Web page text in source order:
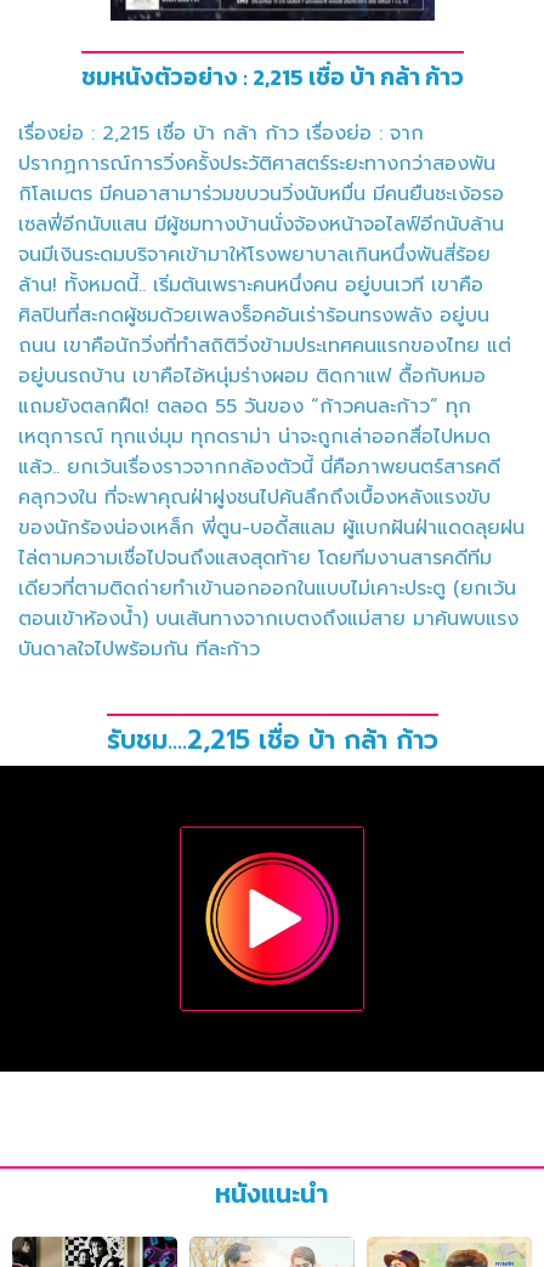
ชมหนังตัวอย่าง : 2,215 เชื่อ บ้า กล้า ก้าว
เรื่องย่อ : 2,215 เชื่อ บ้า กล้า ก้าว เรื่องย่อ : จาก
ปรากฏการณ์การวิ่งครั้งประวัติศาสตร์ระยะทางกว่าสองพัน
กิโลเมตร มีคนอาสามาร่วมขบวนวิ่งนับหมื่น มีคนยืนชะเง้อรอ
เซลฟี่อีกนับแสน มีผู้ชมทางบ้านนั่งจ้องหน้าจอไลฟ์อีกนับล้าน
จนมีเงินระดมบริจาคเข้ามาให้โรงพยาบาลเกินหนึ่งพันสี่ร้อย
ล้าน! ทั้งหมดนี้.. เริ่มต้นเพราะคนหนึ่งคน อยู่บนเวที เขาคือ
ศิลปินที่สะกดผู้ชมด้วยเพลงร็อคอันเร่าร้อนทรงพลัง อยู่บน
ถนน เขาคือนักวิ่งที่ทำสถิติวิ่งข้ามประเทศคนแรกของไทย แต่
อยู่บนรถบ้าน เขาคือไอ้หนุ่มร่างผอม ติดกาแฟ ดื้อกับหมอ
แถมยังตลกฝืด! ตลอด 55 วันของ “ก้าวคนละก้าว” ทุก
เหตุการณ์ ทุกแง่มุม ทุกดราม่า น่าจะถูกเล่าออกสื่อไปหมด
แล้ว.. ยกเว้นเรื่องราวจากกล้องตัวนี้ นี่คือภาพยนตร์สารคดี
คลุกวงใน ที่จะพาคุณฝ่าฝูงชนไปค้นลึกถึงเบื้องหลังแรงขับ
ของนักร้องน่องเหล็ก พี่ตูน-บอดี้สแลม ผู้แบกฝันฝ่าแดดลุยฝน
ไล่ตามความเชื่อไปจนถึงแสงสุดท้าย โดยทีมงานสารคดีทีม
เดียวที่ตามติดถ่ายทำเข้านอกออกในแบบไม่เคาะประตู (ยกเว้น
ตอนเข้าห้องน้ำ) บนเส้นทางจากเบตงถึงแม่สาย มาค้นพบแรง
บันดาลใจไปพร้อมกัน ทีละก้าว
รับชม....2,215 เชื่อ บ้า กล้า ก้าว
หนังแนะนำ